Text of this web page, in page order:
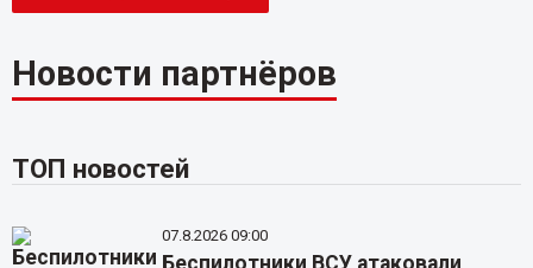
Новости партнёров
ТОП новостей
07.8.2026 09:00